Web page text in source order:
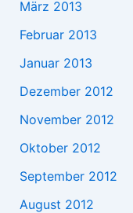
März 2013
Februar 2013
Januar 2013
Dezember 2012
November 2012
Oktober 2012
September 2012
August 2012